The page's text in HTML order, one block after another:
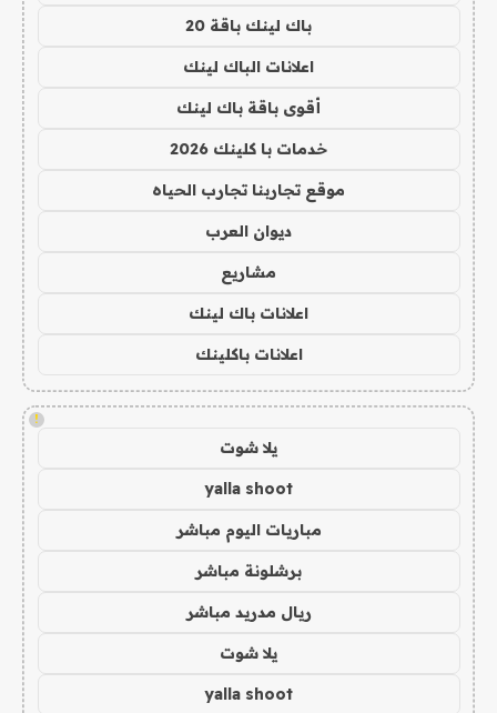
باك لينك باقة 20
اعلانات الباك لينك
أقوى باقة باك لينك
خدمات با كلينك 2026
موقع تجاربنا تجارب الحياه
ديوان العرب
مشاريع
اعلانات باك لينك
اعلانات باكلينك
!
يلا شوت
yalla shoot
مباريات اليوم مباشر
برشلونة مباشر
ريال مدريد مباشر
يلا شوت
yalla shoot